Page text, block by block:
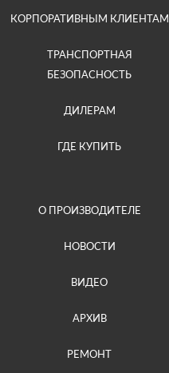
КОРПОРАТИВНЫМ КЛИЕНТАМ
ТРАНСПОРТНАЯ
БЕЗОПАСНОСТЬ
ДИЛЕРАМ
ГДЕ КУПИТЬ
О ПРОИЗВОДИТЕЛЕ
НОВОСТИ
ВИДЕО
АРХИВ
РЕМОНТ